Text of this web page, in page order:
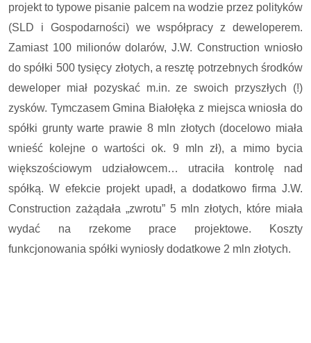
projekt to typowe pisanie palcem na wodzie przez polityków
(SLD i Gospodarności) we współpracy z deweloperem.
Zamiast 100 milionów dolarów, J.W. Construction wniosło
do spółki 500 tysięcy złotych, a resztę potrzebnych środków
deweloper miał pozyskać m.in. ze swoich przyszłych (!)
zysków. Tymczasem Gmina Białołęka z miejsca wniosła do
spółki grunty warte prawie 8 mln złotych (docelowo miała
wnieść kolejne o wartości ok. 9 mln zł), a mimo bycia
większościowym udziałowcem… utraciła kontrolę nad
spółką. W efekcie projekt upadł, a dodatkowo firma J.W.
Construction zażądała „zwrotu” 5 mln złotych, które miała
wydać na rzekome prace projektowe. Koszty
funkcjonowania spółki wyniosły dodatkowe 2 mln złotych.